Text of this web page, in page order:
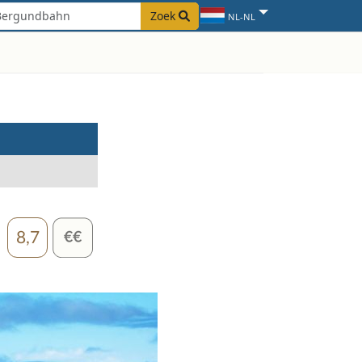
Zoek NL-NL
8,7